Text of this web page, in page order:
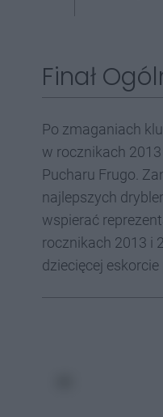
Finał
Po zmaganiach
w rocznikach
Pucharu Frugo.
najlepszych
wspierać
rocznikach 2013 i
dziecięcej